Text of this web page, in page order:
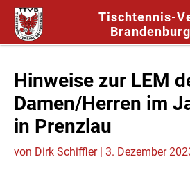
Tischtennis-
Hinweise zur LEM
Damen/Herren im
in Prenzlau
von Dirk Schiffler| 3. Dezember